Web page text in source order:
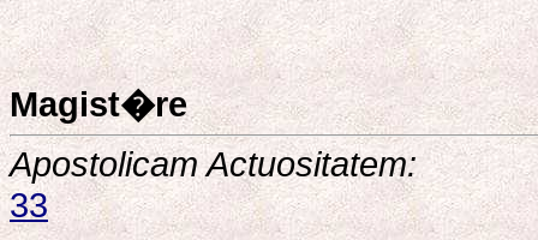
Magist�re
Apostolicam Actuositatem:
33